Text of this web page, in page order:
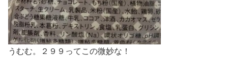
うむむ。２９９ってこの微妙な！